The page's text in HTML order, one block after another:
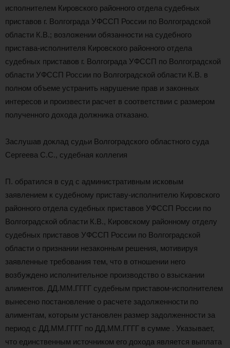
исполнителем Кировского районного отдела судебных
приставов г. Волгограда УФССП России по Волгоградской
области К.В.; возложении обязанности на судебного
пристава-исполнителя Кировского районного отдела
судебных приставов г. Волгограда УФССП по Волгоградской
области УФССП России по Волгоградской области К.В. в
полном объеме устранить нарушение прав и законных
интересов и произвести расчет в соответствии с размером
полученного дохода должника отказано.
Заслушав доклад судьи Волгоградского областного суда
Сергеева С.С., судебная коллегия
П. обратился в суд с административным исковым
заявлением к судебному приставу-исполнителю Кировского
районного отдела судебных приставов УФССП России по
Волгоградской области К.В., Кировскому районному отделу
судебных приставов УФССП России по Волгоградской
области о признании незаконным решения, мотивируя
заявленные требования тем, что в отношении него
возбуждено исполнительное производство о взыскании
алиментов. ДД.ММ.ГГГГ судебным приставом-исполнителем
вынесено постановление о расчете задолженности по
алиментам, которым установлен размер задолженности за
период с ДД.ММ.ГГГГ по ДД.ММ.ГГГГ в сумме . Указывает,
что единственным источником его дохода является выплата